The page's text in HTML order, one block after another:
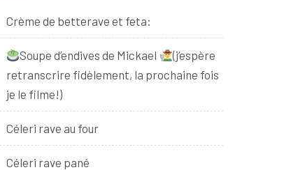
Crème de betterave et feta:
Soupe d’endives de Mickael
(j’espère
retranscrire fidèlement, la prochaine fois
je le filme!)
Céleri rave au four
Céleri rave pané